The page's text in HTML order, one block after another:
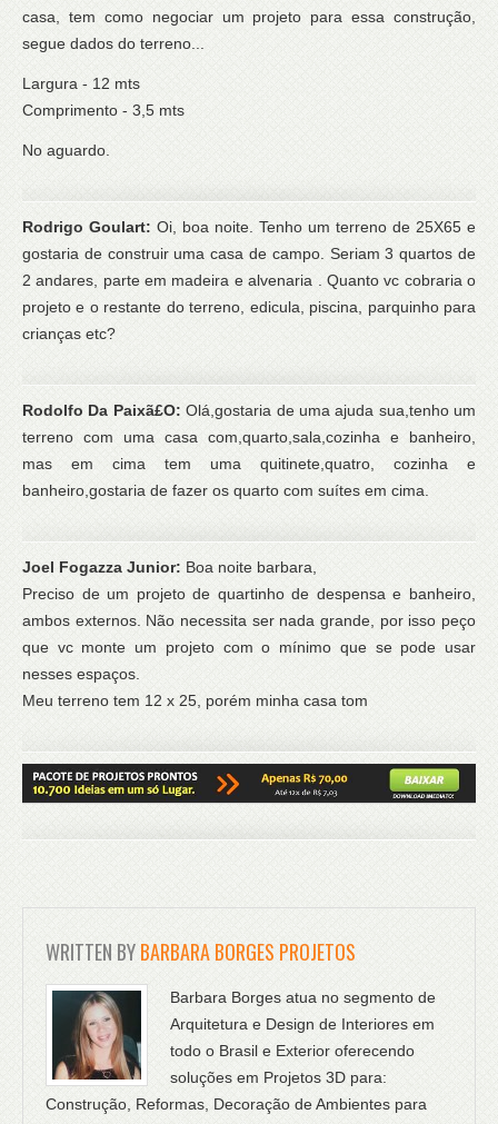
casa, tem como negociar um projeto para essa construção,
segue dados do terreno...
Largura - 12 mts
Comprimento - 3,5 mts
No aguardo.
Rodrigo Goulart: Oi, boa noite. Tenho um terreno de 25X65 e
gostaria de construir uma casa de campo. Seriam 3 quartos de
2 andares, parte em madeira e alvenaria . Quanto vc cobraria o
projeto e o restante do terreno, edicula, piscina, parquinho para
crianças etc?
Rodolfo Da Paixã£O:Olá,gostaria de uma ajuda sua,tenho um
terreno com uma casa com,quarto,sala,cozinha e banheiro,
mas em cima tem uma quitinete,quatro, cozinha e
banheiro,gostaria de fazer os quarto com suítes em cima.
Joel Fogazza Junior: Boa noite barbara,
Preciso de um projeto de quartinho de despensa e banheiro,
ambos externos. Não necessita ser nada grande, por isso peço
que vc monte um projeto com o mínimo que se pode usar
nesses espaços.
Meu terreno tem 12 x 25, porém minha casa tom
WRITTEN BYBARBARA BORGES PROJETOS
Barbara Borges atua no segmento de
Arquitetura e Design de Interiores em
todo o Brasil e Exterior oferecendo
soluções em Projetos 3D para:
Construção, Reformas, Decoração de Ambientes para